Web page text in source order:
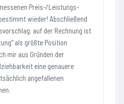
Preis-/Leistungs-
wieder! Abschließend
auf der Rechnung ist
als größte Position
mir aus Gründen der
eine genauere
angefallenen